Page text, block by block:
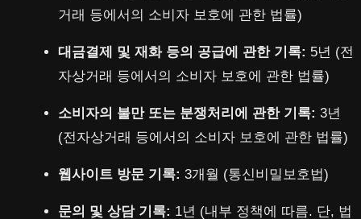
거래 등에서의 소비자 보호에 관한 법률)
대금결제 및 재화 등의 공급에 관한 기록: 5년 (전
자상거래 등에서의 소비자 보호에 관한 법률)
소비자의 불만 또는 분쟁처리에 관한 기록: 3년
(전자상거래 등에서의 소비자 보호에 관한 법률)
웹사이트 방문 기록: 3개월 (통신비밀보호법)
문의 및 상담 기록: 1년 (내부 정책에 따름. 단, 법